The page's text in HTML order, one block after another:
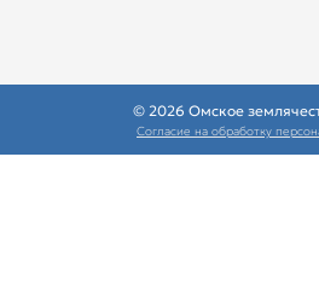
© 2026 Омское
Согласие на обработку